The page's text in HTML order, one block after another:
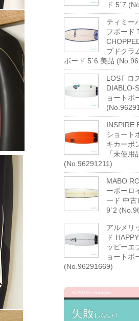
ド 5`7
ティミー
フボード
プドクラ
ボード 5`6 美品
LOST ロ
DIABLO-
ョートボ
INSPIRE
ショート
キカーボ
「未使用
(No.96291211)
MABO
ーボーロ
ード 中古
9`2
アルメリ
ド
ッピーエ
ョートボ
(No.96291669)